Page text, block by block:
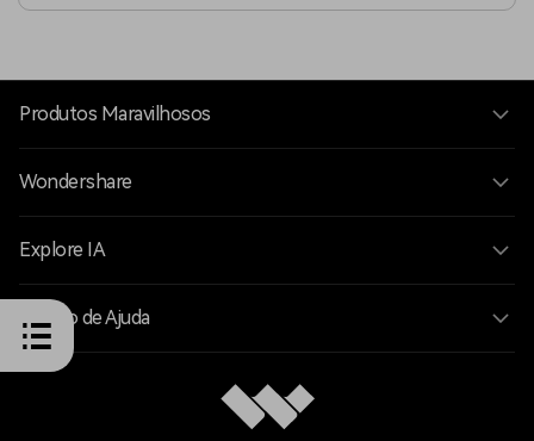
Produtos Maravilhosos
Wondershare
Explore IA
Centro de Ajuda